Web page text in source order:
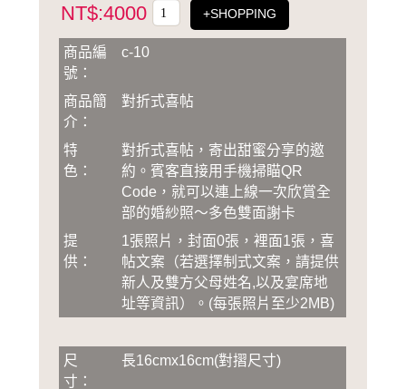
NT$:4000 +SHOPPING
商品編
號：
c-10
商品簡
介：
對折式喜帖
特
色：
對折式喜帖，寄出甜蜜分享的邀
約。賓客直接用手機掃瞄QR
Code，就可以連上線一次欣賞全
部的婚紗照～多色雙面謝卡
提
供：
1張照片，封面0張，裡面1張，喜
帖文案（若選擇制式文案，請提供
新人及雙方父母姓名,以及宴席地
址等資訊）
。 (每張照片至少2MB)
尺
寸：
長16cmx16cm(對摺尺寸)